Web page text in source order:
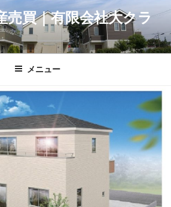
売買｜有限会社大クラ
メニュー